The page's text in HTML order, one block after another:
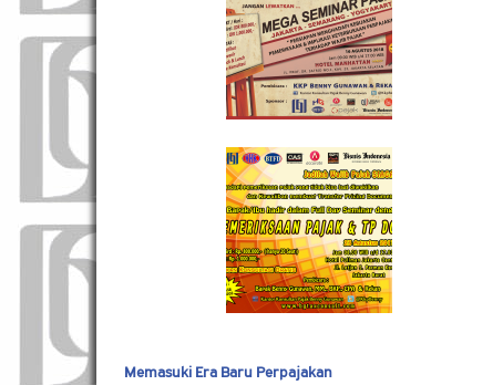
Memasuki Era Baru Perpajakan